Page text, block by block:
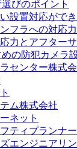
びのポイント
設置対応がで
フラへの対応力
力とアフター
の防犯カメラ
センター株式
ム株式会社
ネット
ティプランナ
エンジニアリ